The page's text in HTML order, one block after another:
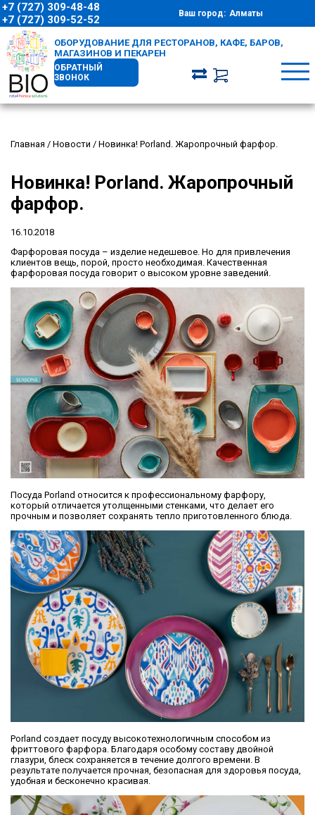
+7 (727) 309-48-48
+7 (727) 309-52-52
Ваш город: Алматы
ОБОРУДОВАНИЕ ДЛЯ РЕСТОРАНОВ, КАФЕ, БАРОВ,
МАГАЗИНОВ И ПЕКАРЕН
ОБРАТНЫЙ
ЗВОНОК
Главная / Новости / Новинка! Porland. Жаропрочный фарфор.
Новинка! Porland. Жаропрочный
фарфор.
16.10.2018
Фарфоровая посуда – изделие недешевое. Но для привлечения
клиентов вещь, порой, просто необходимая. Качественная
фарфоровая посуда говорит о высоком уровне заведений.
Посуда Porland относится к профессиональному фарфору,
который отличается утолщенными стенками, что делает его
прочным и позволяет сохранять тепло приготовленного блюда.
Porland создает посуду высокотехнологичным способом из
фриттового фарфора. Благодаря особому составу двойной
глазури, блеск сохраняется в течение долгого времени. В
результате получается прочная, безопасная для здоровья посуда,
удобная и бесконечно красивая.